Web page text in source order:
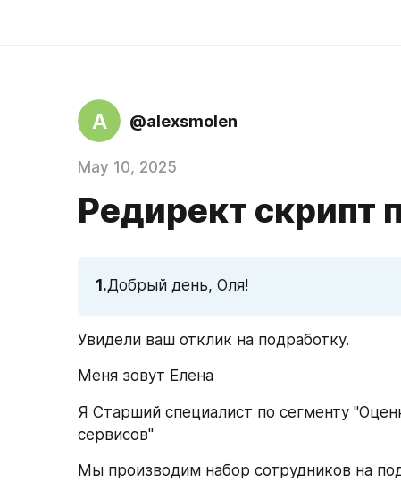
A @alexsmolen
May 10, 2025
Редирект скрипт
1.Добрый день, Оля!
Увидели ваш отклик на подработку.
Меня зовут Елена
Я Старший специалист по сегменту
сервисов"
Мы производим набор сотрудников на